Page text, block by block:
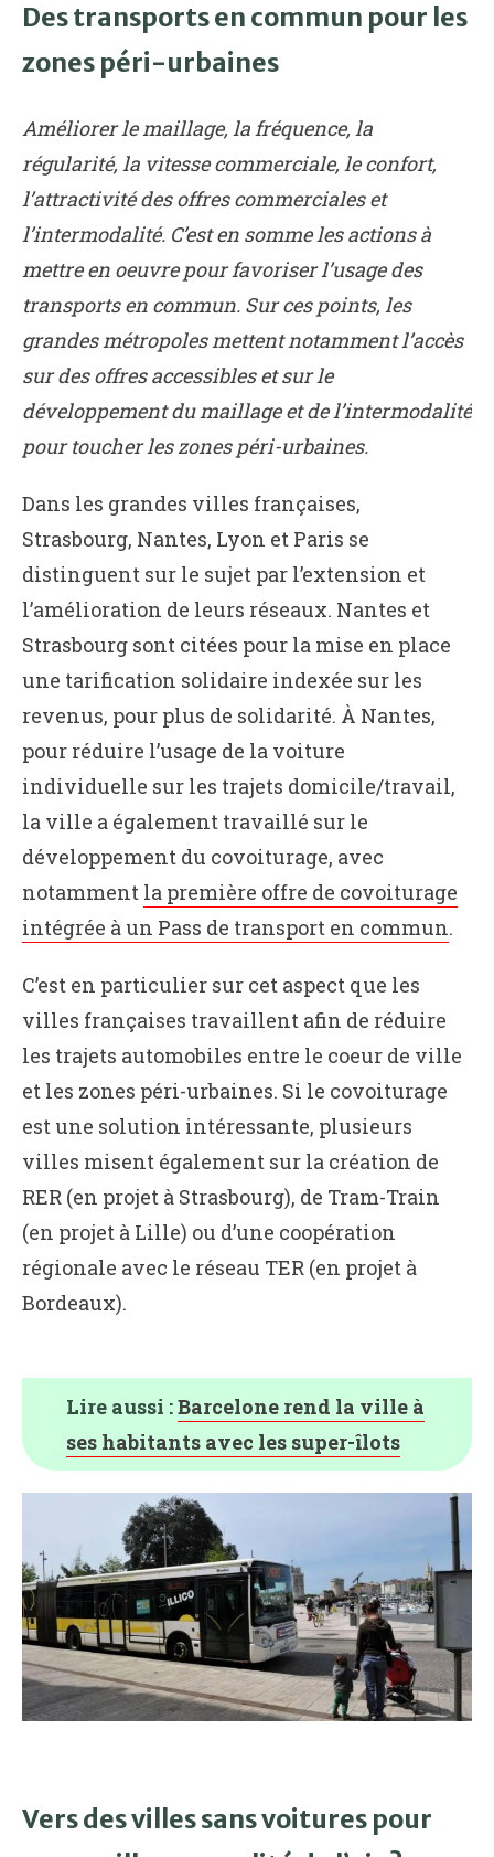
Des transports en commun pour les
zones péri-urbaines
Améliorer le maillage, la fréquence, la
régularité, la vitesse commerciale, le confort,
l’attractivité des offres commerciales et
l’intermodalité. C’est en somme les actions à
mettre en oeuvre pour favoriser l’usage des
transports en commun. Sur ces points, les
grandes métropoles mettent notamment l’accès
sur des offres accessibles et sur le
développement du maillage et de l’intermodalité
pour toucher les zones péri-urbaines.
Dans les grandes villes françaises,
Strasbourg, Nantes, Lyon et Paris se
distinguent sur le sujet par l’extension et
l’amélioration de leurs réseaux. Nantes et
Strasbourg sont citées pour la mise en place
une tarification solidaire indexée sur les
revenus, pour plus de solidarité. À Nantes,
pour réduire l’usage de la voiture
individuelle sur les trajets domicile/travail,
la ville a également travaillé sur le
développement du covoiturage, avec
notamment la première offre de covoiturage
intégrée à un Pass de transport en commun.
C’est en particulier sur cet aspect que les
villes françaises travaillent afin de réduire
les trajets automobiles entre le coeur de ville
et les zones péri-urbaines. Si le covoiturage
est une solution intéressante, plusieurs
villes misent également sur la création de
RER (en projet à Strasbourg), de Tram-Train
(en projet à Lille) ou d’une coopération
régionale avec le réseau TER (en projet à
Bordeaux).
Lire aussi :Barcelone rend la ville à
ses habitants avec les super-îlots
Vers des villes sans voitures pour